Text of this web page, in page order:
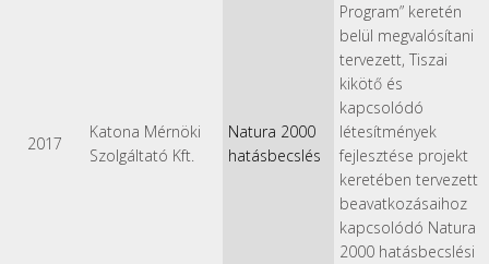
2017
Katona Mérnöki
Szolgáltató Kft.
Natura 2000
hatásbecslés
Program” keretén
belül megvalósítani
tervezett, Tiszai
kikötő és
kapcsolódó
létesítmények
fejlesztése projekt
keretében tervezett
beavatkozásaihoz
kapcsolódó Natura
2000 hatásbecslési